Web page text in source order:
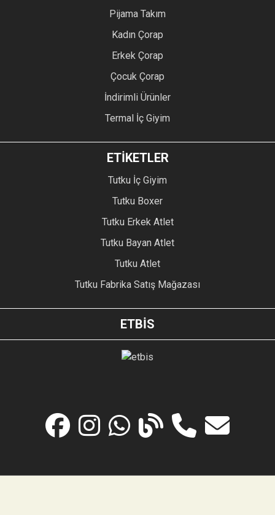
Pijama Takım
Kadın Çorap
Erkek Çorap
Çocuk Çorap
İndirimli Ürünler
Termal İç Giyim
ETİKETLER
Tutku İç Giyim
Tutku Boxer
Tutku Erkek Atlet
Tutku Bayan Atlet
Tutku Atlet
Tutku Fabrika Satış Mağazası
ETBİS